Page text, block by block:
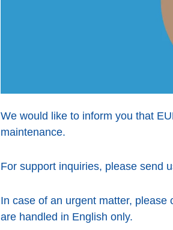
We would like to inform you that
maintenance.
For support inquiries, please send
In case of an urgent matter,
are handled in English only.